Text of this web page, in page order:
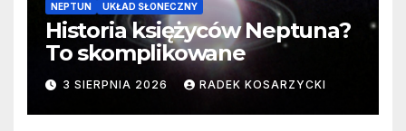
NEPTUN UKŁAD SŁONECZNY
Historia księżyców Neptuna?
To skomplikowane
3 SIERPNIA 2026 RADEK KOSARZYCKI